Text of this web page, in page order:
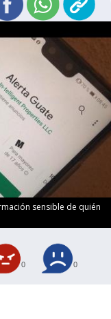
sensible de quién
0 0